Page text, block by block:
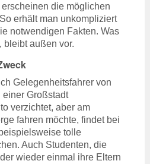
die möglichen
erhält man unkompliziert
notwendigen Fakten. Was
bleibt außen vor.
Gelegenheitsfahrer von
einer Großstadt
verzichtet, aber am
fahren möchte, findet bei
tolle
Auch Studenten, die
wieder einmal ihre Eltern